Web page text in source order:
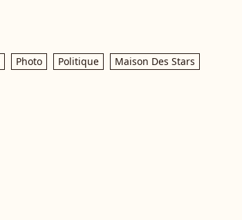
Photo Politique Maison Des Stars